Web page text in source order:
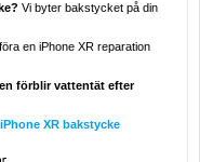
Vi byter bakstycket på din
en iPhone XR reparation
förblir vattentät efter
iPhone XR bakstycke